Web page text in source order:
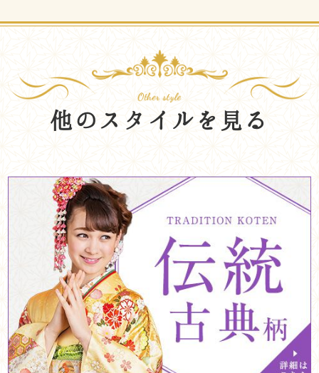
他のスタイルを見る